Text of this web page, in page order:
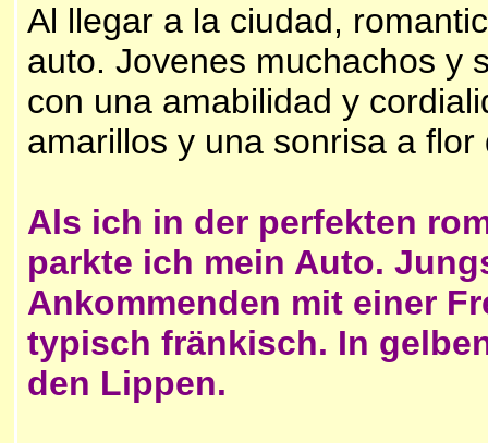
Al llegar a la ciudad,
auto. Jovenes muchachos y
con una amabilidad y
amarillos y una sonrisa a flor
Als ich in der perfekten
parkte ich mein Auto.
Ankommenden mit einer
typisch fränkisch. In
den Lippen.